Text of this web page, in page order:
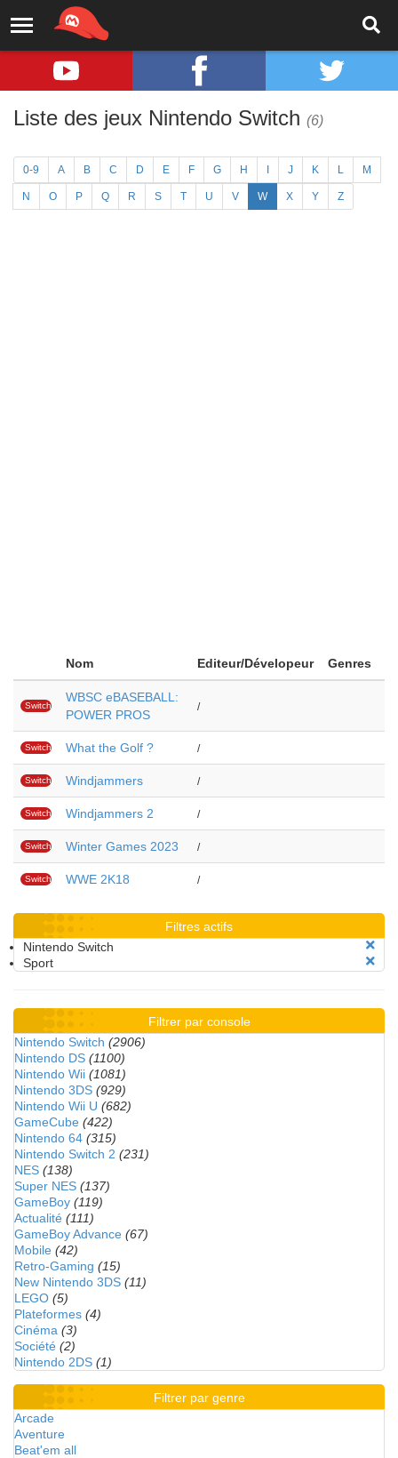
Liste des jeux Nintendo Switch (6)
0-9 A B C D E F G H J K L M
N O P Q R S T U V W X Y Z
Nom Editeur/Dévelopeur Genres
Switch
WBSC eBASEBALL:
POWER PROS
/
Switch What the Golf ? /
Switch Windjammers /
Switch Windjammers 2 /
Switch Winter Games 2023 /
Switch WWE 2K18 /
Filtres actifs
Nintendo Switch
Sport
Filtrer par console
Nintendo Switch (2906)
Nintendo DS (1100)
Nintendo Wii (1081)
Nintendo 3DS (929)
Nintendo Wii U (682)
GameCube (422)
Nintendo 64 (315)
Nintendo Switch 2 (231)
NES (138)
Super NES (137)
GameBoy (119)
Actualité (111)
GameBoy Advance (67)
Mobile (42)
Retro-Gaming (15)
New Nintendo 3DS (11)
LEGO (5)
Plateformes (4)
Cinéma (3)
Société (2)
Nintendo 2DS (1)
Filtrer par genre
Arcade
Aventure
Beat'em all